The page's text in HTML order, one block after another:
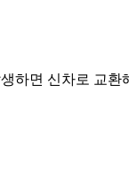
하면 신차로 교환